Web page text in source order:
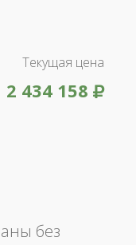
Текущая цена
2 434 158
без